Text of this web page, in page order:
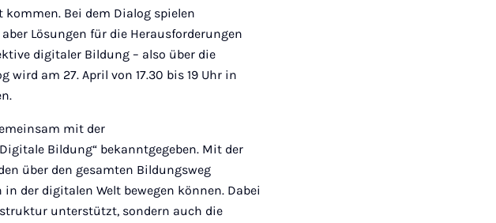
Bei dem Dialog spielen
Lösungen für die Herausforderungen
digitaler Bildung – also über die
wird am 27. April von 17.30 bis 19 Uhr in
mit der
Bildung“ bekanntgegeben. Mit der
über den gesamten Bildungsweg
der digitalen Welt bewegen können. Dabei
unterstützt, sondern auch die